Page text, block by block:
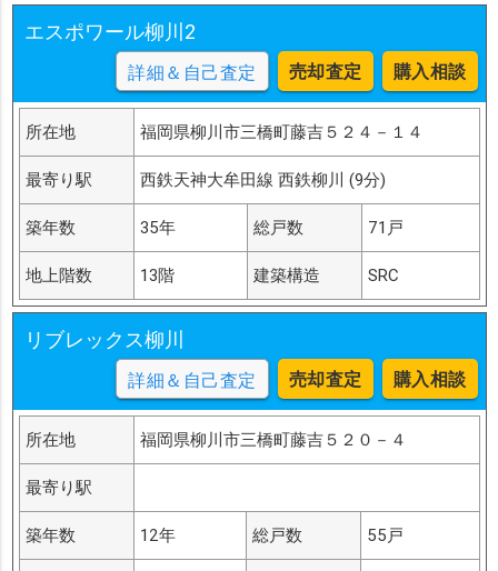
エスポワール柳川2
詳細＆自己査定 売却査定 購入相談
所在地 福岡県柳川市三橋町藤吉５２４－１４
最寄り駅 西鉄天神大牟田線 西鉄柳川 (9分)
築年数 35年 総戸数 71戸
地上階数 13階 建築構造 SRC
リブレックス柳川
詳細＆自己査定 売却査定 購入相談
所在地 福岡県柳川市三橋町藤吉５２０－４
最寄り駅
築年数 12年 総戸数 55戸